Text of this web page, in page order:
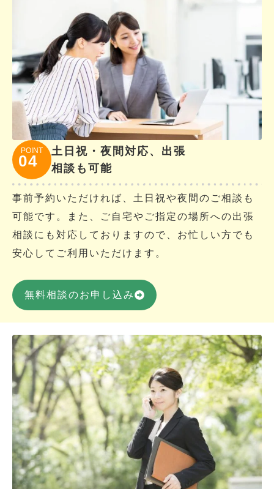
POINT
04
土日祝・夜間対応、出張
相談も可能
事前予約いただければ、土日祝や夜間のご相談も
可能です。また、ご自宅やご指定の場所への出張
相談にも対応しておりますので、お忙しい方でも
安心してご利用いただけます。
無料相談のお申し込み